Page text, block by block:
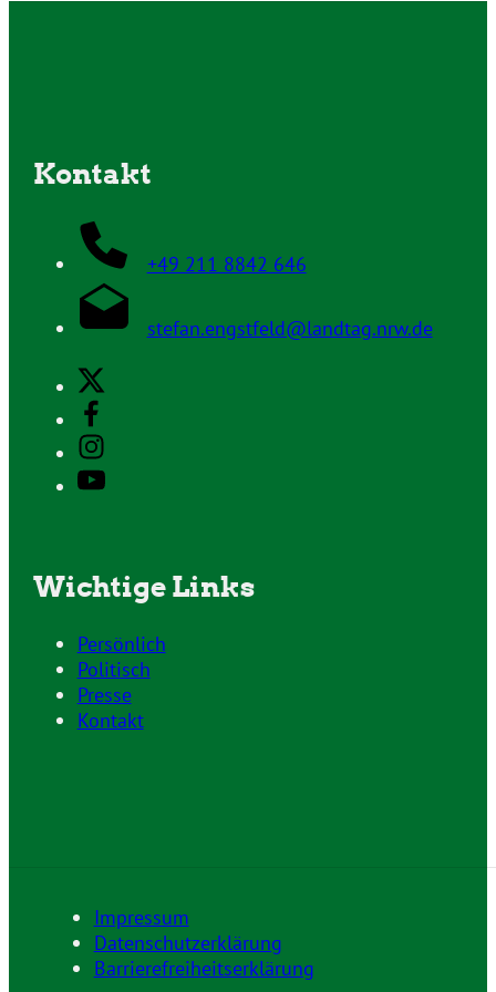
Kontakt
+49 211 8842 646
stefan.engstfeld@landtag.nrw.de
Wichtige Links
Persönlich
Politisch
Presse
Kontakt
Impressum
Datenschutzerklärung
Barrierefreiheitserklärung